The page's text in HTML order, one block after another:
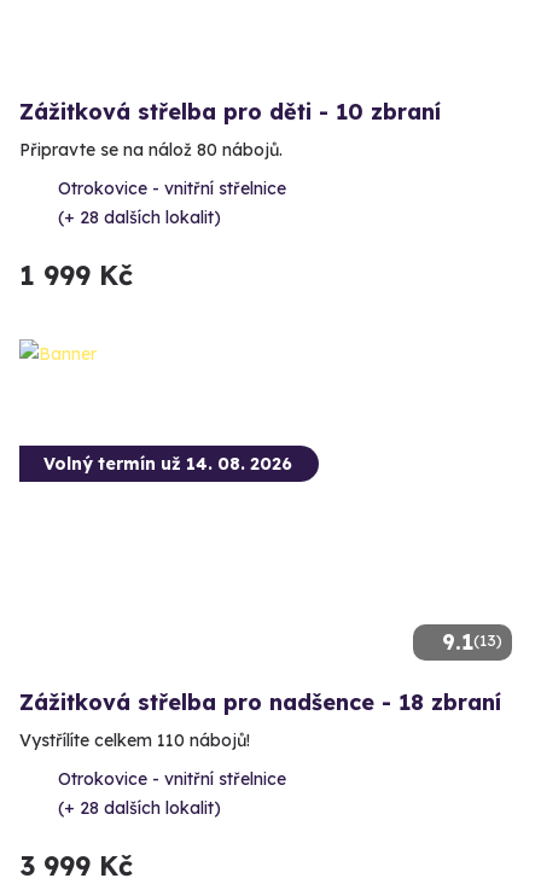
Zážitková střelba pro děti - 10 zbraní
Připravte se na nálož 80 nábojů.
Otrokovice - vnitřní střelnice
(+ 28 dalších lokalit)
1 999 Kč
9.1(13)
Volný termín už 14. 08. 2026
Zážitková střelba pro nadšence - 18 zbraní
Vystřílíte celkem 110 nábojů!
Otrokovice - vnitřní střelnice
(+ 28 dalších lokalit)
3 999 Kč